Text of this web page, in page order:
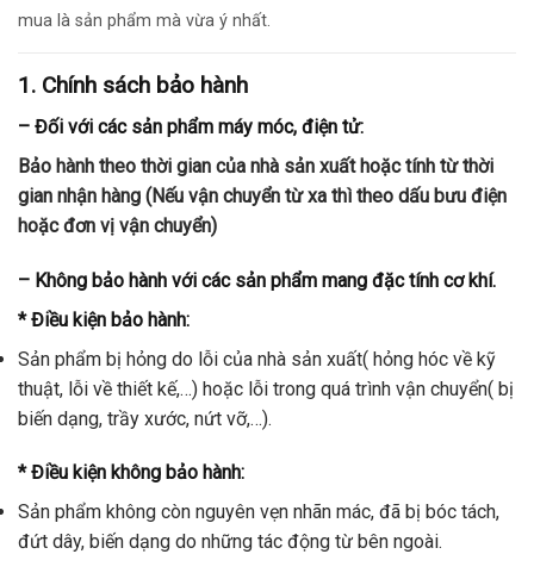
mua là sản phẩm mà vừa ý nhất.
1. Chính sách bảo hành
– Đối với các sản phẩm máy móc, điện tử:
Bảo hành theo thời gian của nhà sản xuất hoặc tính từ thời
gian nhận hàng (Nếu vận chuyển từ xa thì theo dấu bưu điện
hoặc đơn vị vận chuyển)
– Không bảo hành với các sản phẩm mang đặc tính cơ khí.
* Điều kiện bảo hành:
Sản phẩm bị hỏng do lỗi của nhà sản xuất( hỏng hóc về kỹ
thuật, lỗi về thiết kế,…) hoặc lỗi trong quá trình vận chuyển( bị
biến dạng, trầy xước, nứt vỡ,…).
* Điều kiện không bảo hành:
Sản phẩm không còn nguyên vẹn nhãn mác, đã bị bóc tách,
đứt dây, biến dạng do những tác động từ bên ngoài.